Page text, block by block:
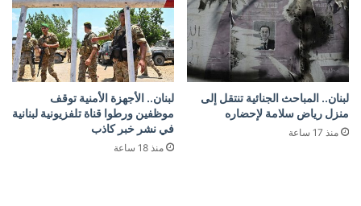
لبنان.. المباحث الجنائية تنتقل إلى
منزل رياض سلامة لإحضاره
منذ 17 ساعة
لبنان.. الأجهزة الأمنية توقف
موظفين ورطوا قناة تلفزيونية لبنانية
في نشر خبر كاذب
منذ 18 ساعة